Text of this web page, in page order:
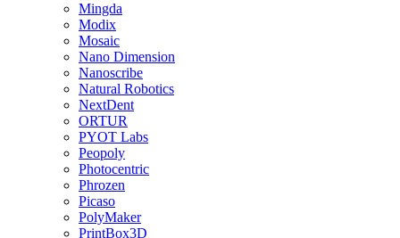
Mingda
Modix
Mosaic
Nano Dimension
Nanoscribe
Natural Robotics
NextDent
ORTUR
PYOT Labs
Peopoly
Photocentric
Phrozen
Picaso
PolyMaker
PrintBox3D